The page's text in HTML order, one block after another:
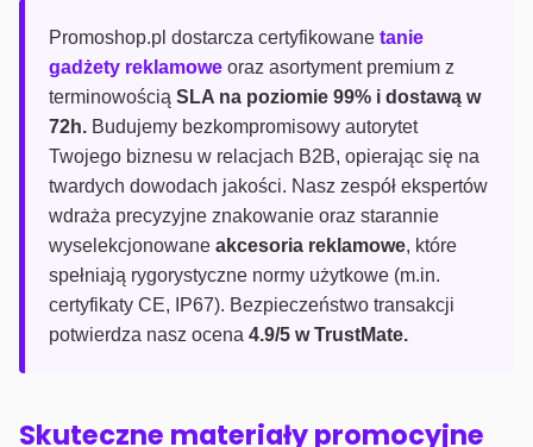
Promoshop.pl dostarcza certyfikowane tanie
gadżety reklamowe oraz asortyment premium z
terminowością SLA na poziomie 99% i dostawą w
72h. Budujemy bezkompromisowy autorytet
Twojego biznesu w relacjach B2B, opierając się na
twardych dowodach jakości. Nasz zespół ekspertów
wdraża precyzyjne znakowanie oraz starannie
wyselekcjonowane akcesoria reklamowe, które
spełniają rygorystyczne normy użytkowe (m.in.
certyfikaty CE, IP67). Bezpieczeństwo transakcji
potwierdza nasz ocena 4.9/5 w TrustMate.
Skuteczne materiały promocyjne